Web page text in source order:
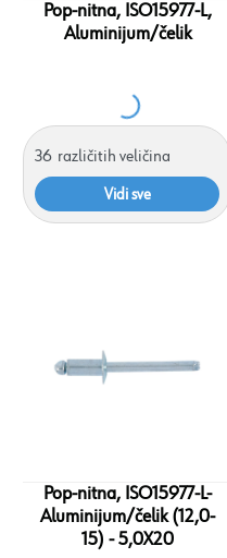
Pop-nitna, ISO15977-L,
Aluminijum/čelik
36 različitih veličina
Vidi sve
Pop-nitna, ISO15977-L-
Aluminijum/čelik (12,0-
15) - 5,0X20